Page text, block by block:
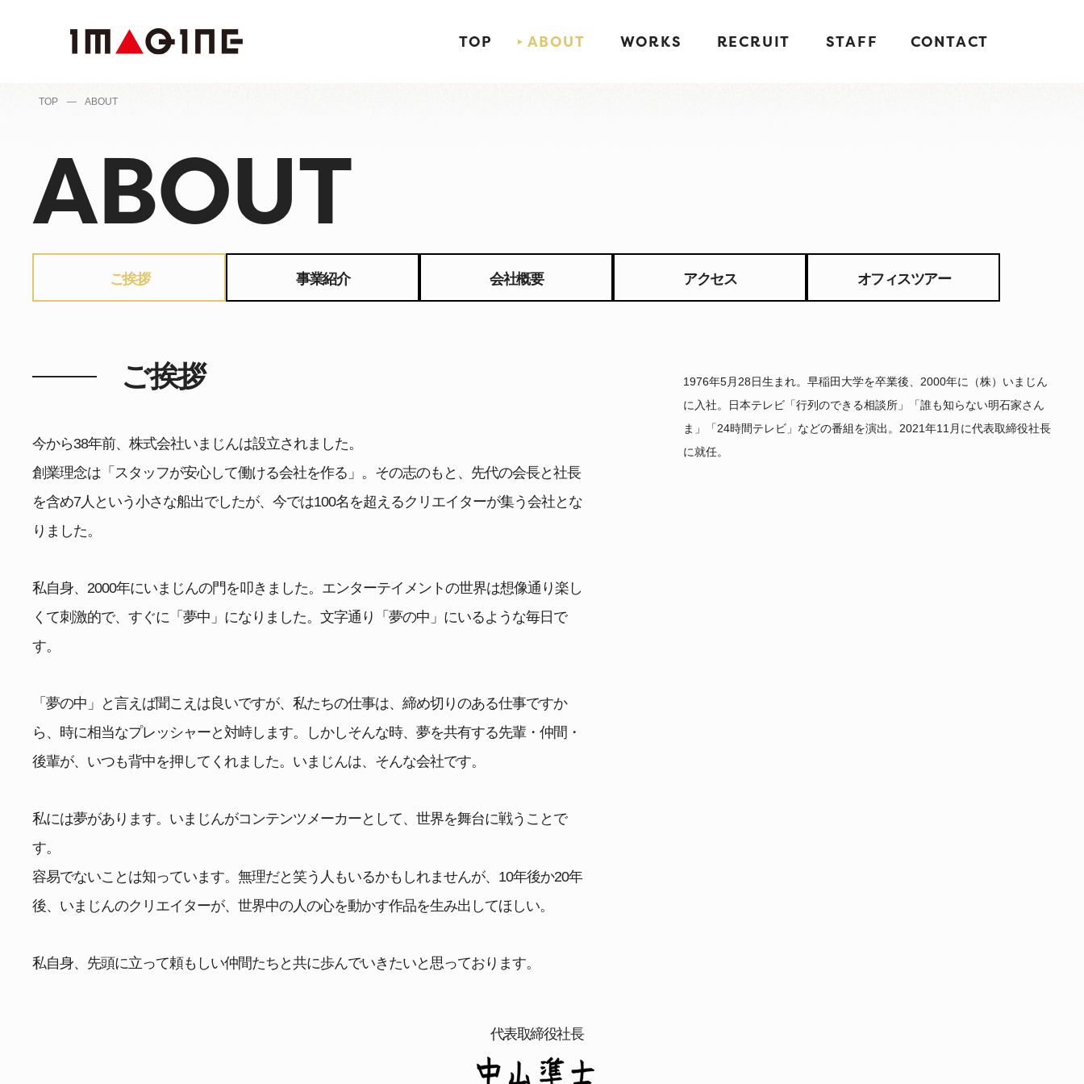
TOP ABOUT WORKS RECRUIT STAFF CONTACT
TOP — ABOUT
ABOUT
ご挨拶 事業紹介 会社概要 アクセス オフィスツアー
ご挨拶
今から38年前、株式会社いまじんは設立されました。
創業理念は「スタッフが安心して働ける会社を作る」。その志のもと、先代の会長と社長
を含め7人という小さな船出でしたが、今では100名を超えるクリエイターが集う会社とな
りました。
私自身、2000年にいまじんの門を叩きました。エンターテイメントの世界は想像通り楽し
くて刺激的で、すぐに「夢中」になりました。文字通り「夢の中」にいるような毎日で
す。
「夢の中」と言えば聞こえは良いですが、私たちの仕事は、締め切りのある仕事ですか
ら、時に相当なプレッシャーと対峙します。しかしそんな時、夢を共有する先輩・仲間・
後輩が、いつも背中を押してくれました。いまじんは、そんな会社です。
私には夢があります。いまじんがコンテンツメーカーとして、世界を舞台に戦うことで
す。
容易でないことは知っています。無理だと笑う人もいるかもしれませんが、10年後か20年
後、いまじんのクリエイターが、世界中の人の心を動かす作品を生み出してほしい。
私自身、先頭に立って頼もしい仲間たちと共に歩んでいきたいと思っております。
代表取締役社長
1976年5月28日生まれ。早稲田大学を卒業後、2000年に（株）いまじん
に入社。日本テレビ「行列のできる相談所」「誰も知らない明石家さん
ま」「24時間テレビ」などの番組を演出。2021年11月に代表取締役社長
に就任。